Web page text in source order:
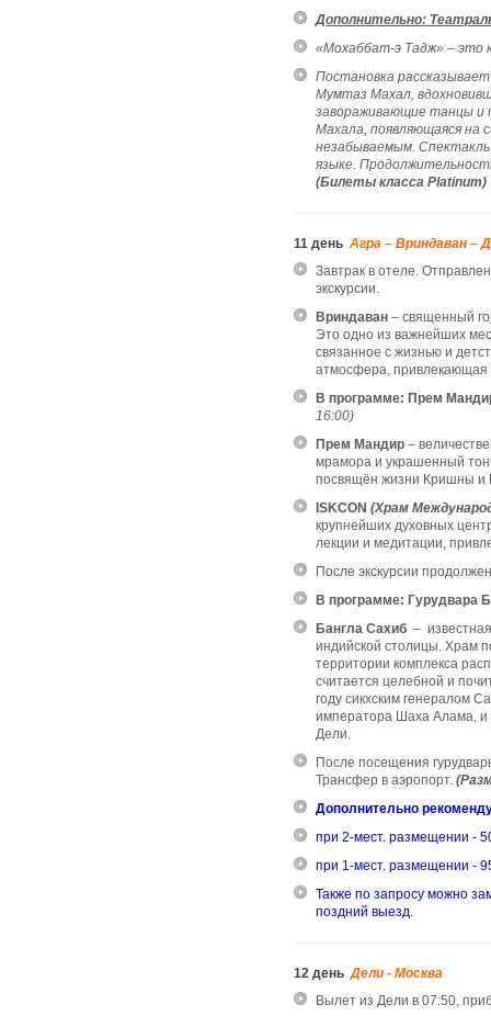
Дополнительно:
«Мохаббат-э Тадж» – это
Постановка
Мумтаз Махал,
завораживающие танцы и
Махала, появляющаяся на
незабываемым. Спектакль
языке.
(Билеты класса Platinum)
11 день Агра – Вриндаван –
Завтрак в отеле.
экскурсии.
Вриндаван – священный
Это одно из важнейших
связанное с жизнью и
атмосфера, привлекающая
В программе: Прем
16:00)
Прем Мандир –
мрамора и украшенный
посвящён жизни Кришны и
ISKCON (Храм
крупнейших духовных
лекции и медитации,
После экскурсии
В программе: Гурудвара
Бангла Сахиб –
индийской столицы. Храм
территории комплекса
считается целебной и
году сикхским генералом
императора Шаха Алама, и
Дели.
После посещения
Трансфер в аэропорт.
Дополнительно
при 2-мест. размещении -
при 1-мест. размещении -
Также по запросу можно
поздний выезд.
12 день Дели - Москва
Вылет из Дели в 07:50,